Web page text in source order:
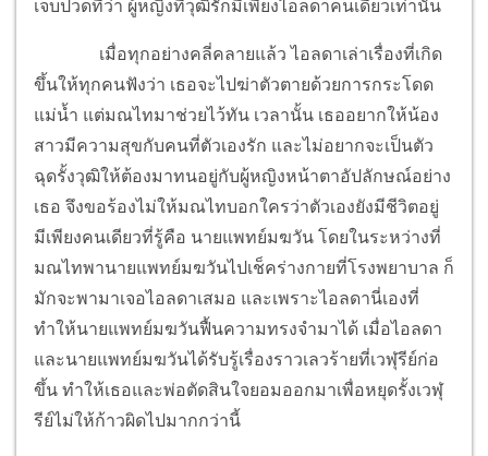
เจ็บปวดที่ว่า ผู้หญิงที่วุฒิรักมีเพียงไอลดาคนเดียวเท่านั้น
เมื่อทุกอย่างคลี่คลายแล้ว ไอลดาเล่าเรื่องที่เกิด
ขึ้นให้ทุกคนฟังว่า เธอจะไปฆ่าตัวตายด้วยการกระโดด
แม่น้ำ แต่มณไทมาช่วยไว้ทัน เวลานั้น เธออยากให้น้อง
สาวมีความสุขกับคนที่ตัวเองรัก และไม่อยากจะเป็นตัว
ฉุดรั้งวุฒิให้ต้องมาทนอยู่กับผู้หญิงหน้าตาอัปลักษณ์อย่าง
เธอ จึงขอร้องไม่ให้มณไทบอกใครว่าตัวเองยังมีชีวิตอยู่
มีเพียงคนเดียวที่รู้คือ นายแพทย์มฆวัน โดยในระหว่างที่
มณไทพานายแพทย์มฆวันไปเช็คร่างกายที่โรงพยาบาล ก็
มักจะพามาเจอไอลดาเสมอ และเพราะไอลดานี่เองที่
ทำให้นายแพทย์มฆวันฟื้นความทรงจำมาได้ เมื่อไอลดา
และนายแพทย์มฆวันได้รับรู้เรื่องราวเลวร้ายที่เวฬุรีย์ก่อ
ขึ้น ทำให้เธอและพ่อตัดสินใจยอมออกมาเพื่อหยุดรั้งเวฬุ
รีย์ไม่ให้ก้าวผิดไปมากกว่านี้